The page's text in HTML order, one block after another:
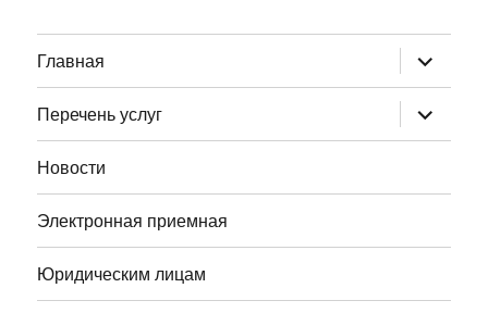
Главная раскрыть
дочернее
меню
Перечень услуг
раскрыть
дочернее
меню
Новости
Электронная приемная
Юридическим лицам